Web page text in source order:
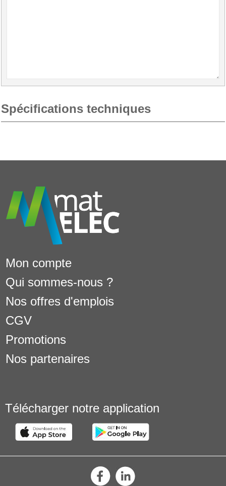
Spécifications techniques
Mon compte
Qui sommes-nous ?
Nos offres d'emplois
CGV
Promotions
Nos partenaires
Télécharger notre application